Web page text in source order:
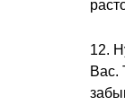
12.
Вас.